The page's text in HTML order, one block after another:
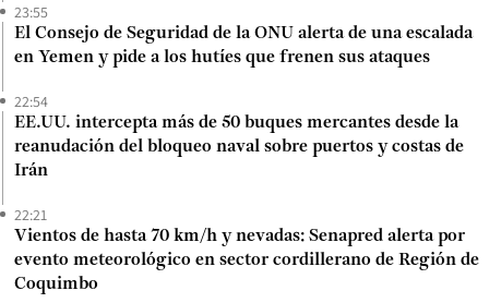
23:55
El Consejo de Seguridad de la ONU alerta de una escalada
en Yemen y pide a los hutíes que frenen sus ataques
22:54
EE.UU. intercepta más de 50 buques mercantes desde la
reanudación del bloqueo naval sobre puertos y costas de
Irán
22:21
Vientos de hasta 70 km/h y nevadas: Senapred alerta por
evento meteorológico en sector cordillerano de Región de
Coquimbo